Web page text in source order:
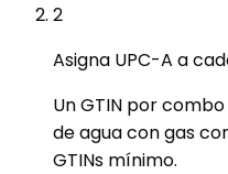
2
Asigna UPC-A a
Un GTIN por
de agua con gas
GTINs mínimo.